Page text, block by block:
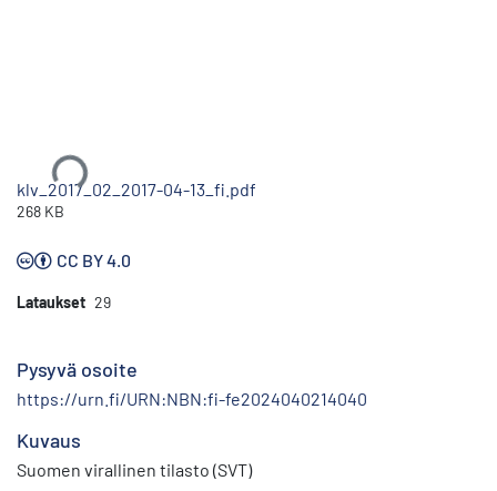
Ladataan...
klv_2017_02_2017-04-13_fi.pdf
268 KB
CC BY 4.0
Lataukset 29
Pysyvä osoite
https://urn.fi/URN:NBN:fi-fe2024040214040
Kuvaus
Suomen virallinen tilasto (SVT)